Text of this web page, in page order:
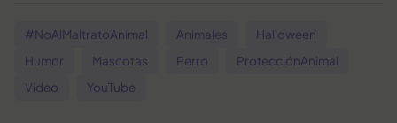
#NoAlMaltratoAnimal Animales
Halloween
Humor
Mascotas Perro
ProtecciónAnimal
Vídeo
YouTube